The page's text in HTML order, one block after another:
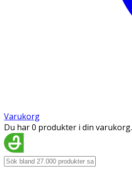
Varukorg
Du har 0 produkter i din varukorg.